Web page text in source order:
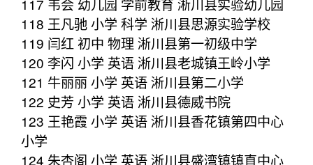
118 王凡驰 小学 科学 淅川县思源实验学校
119 闫红 初中 物理 淅川县第一初级中学
120 李闪 小学 英语 淅川县老城镇王岭小学
121 牛丽丽 小学 英语 淅川县第二小学
122 史芳 小学 英语 淅川县德威书院
123 王艳霞 小学 英语 淅川县香花镇第四中心
小学
124 朱杏阁 小学 英语 淅川县盛湾镇镇直中心